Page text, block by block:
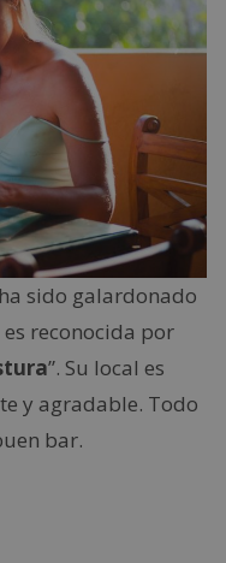
sido galardonado
reconocida por
”. Su local es
y agradable. Todo
bar.